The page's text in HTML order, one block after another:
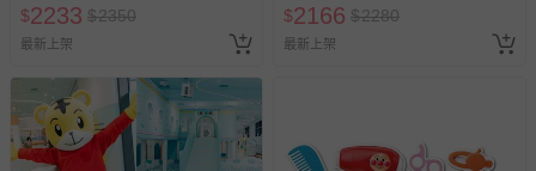
$2233 $2350
最新上架
$2166 $2280
最新上架